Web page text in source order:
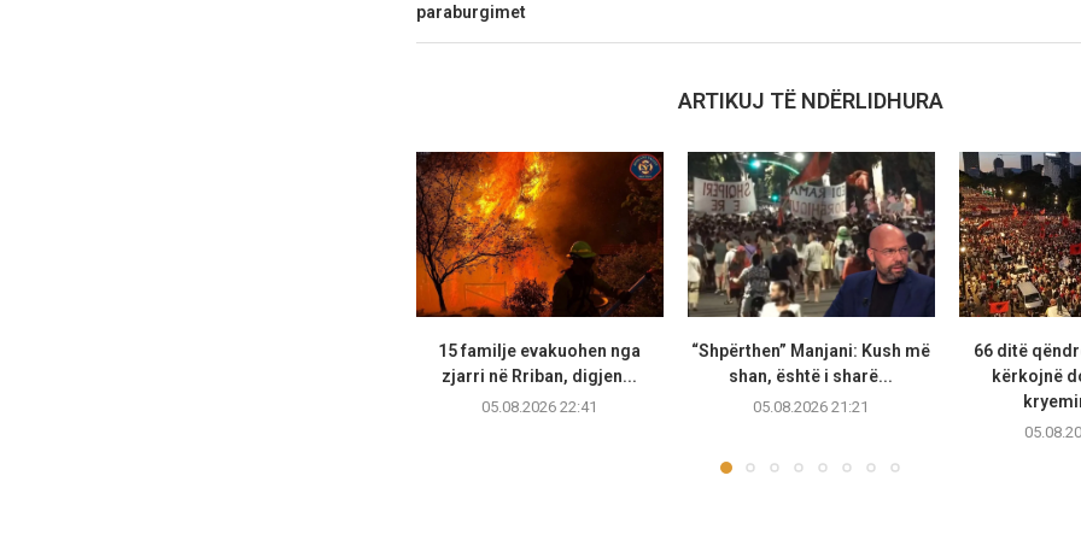
paraburgimet
ARTIKUJ TË NDËRLIDHURA
15 familje evakuohen nga
zjarri në Rriban, digjen...
05.08.2026 22:41
“Shpërthen” Manjani: Kush më
shan, është i sharë...
05.08.2026 21:21
66 ditë
kërkojnë